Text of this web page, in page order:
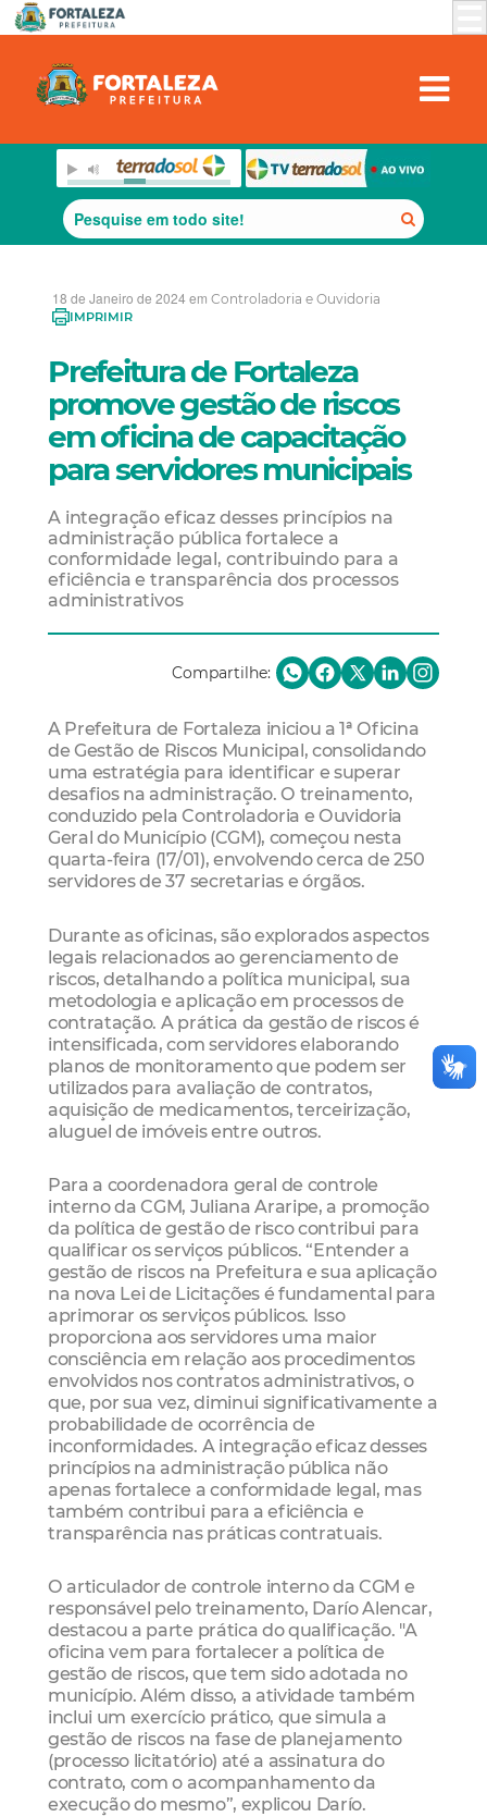
18 de Janeiro de 2024 em Controladoria e Ouvidoria
IMPRIMIR
Prefeitura de Fortaleza
promove gestão de riscos
em oficina de capacitação
para servidores municipais
A integração eficaz desses princípios na
administração pública fortalece a
conformidade legal, contribuindo para a
eficiência e transparência dos processos
administrativos
Compartilhe:
A Prefeitura de Fortaleza iniciou a 1ª Oficina
de Gestão de Riscos Municipal, consolidando
uma estratégia para identificar e superar
desafios na administração. O treinamento,
conduzido pela Controladoria e Ouvidoria
Geral do Município (CGM), começou nesta
quarta-feira (17/01), envolvendo cerca de 250
servidores de 37 secretarias e órgãos.
Durante as oficinas, são explorados aspectos
legais relacionados ao gerenciamento de
riscos, detalhando a política municipal, sua
metodologia e aplicação em processos de
contratação. A prática da gestão de riscos é
intensificada, com servidores elaborando
planos de monitoramento que podem ser
utilizados para avaliação de contratos,
aquisição de medicamentos, terceirização,
aluguel de imóveis entre outros.
Para a coordenadora geral de controle
interno da CGM, Juliana Araripe, a promoção
da política de gestão de risco contribui para
qualificar os serviços públicos. “Entender a
gestão de riscos na Prefeitura e sua aplicação
na nova Lei de Licitações é fundamental para
aprimorar os serviços públicos. Isso
proporciona aos servidores uma maior
consciência em relação aos procedimentos
envolvidos nos contratos administrativos, o
que, por sua vez, diminui significativamente a
probabilidade de ocorrência de
inconformidades. A integração eficaz desses
princípios na administração pública não
apenas fortalece a conformidade legal, mas
também contribui para a eficiência e
transparência nas práticas contratuais.
O articulador de controle interno da CGM e
responsável pelo treinamento, Darío Alencar,
destacou a parte prática do qualificação. "A
oficina vem para fortalecer a política de
gestão de riscos, que tem sido adotada no
município. Além disso, a atividade também
inclui um exercício prático, que simula a
gestão de riscos na fase de planejamento
(processo licitatório) até a assinatura do
contrato, com o acompanhamento da
execução do mesmo”, explicou Darío.